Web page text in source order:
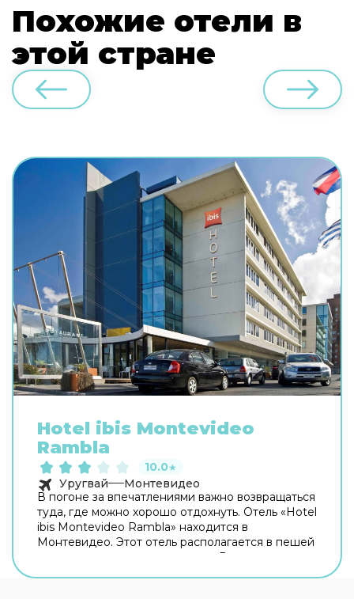
Похожие отели в
этой стране
Hotel ibis Montevideo
Rambla
10.0★
Уругвай
Монтевидео
В погоне за впечатлениями важно возвращаться
туда, где можно хорошо отдохнуть. Отель «Hotel
ibis Montevideo Rambla» находится в
Монтевидео. Этот отель располагается в пешей
доступности от центра города. Рядом с отелем